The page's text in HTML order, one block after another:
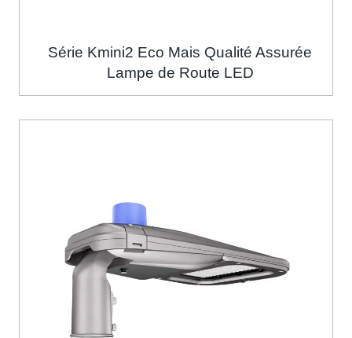
Série Kmini2 Eco Mais Qualité Assurée
Lampe de Route LED